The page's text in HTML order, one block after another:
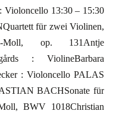
Violoncello 13:30 – 15:30
für zwei Violinen,
op. 131Antje
: ViolineBarbara
: Violoncello PALAS
BACHSonate für
BWV 1018Christian